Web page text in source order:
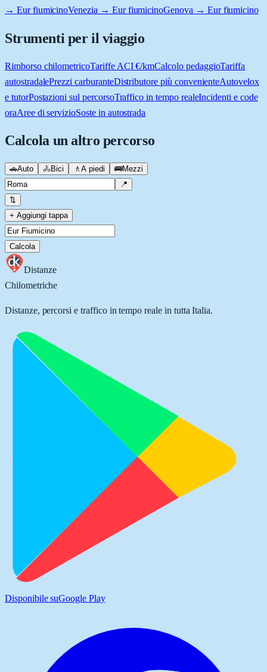
→ Eur fiumicinoVenezia → Eur fiumicinoGenova → Eur fiumicino
Strumenti per il viaggio
Rimborso chilometricoTariffe ACI €/kmCalcolo pedaggioTariffa
autostradalePrezzi carburanteDistributore più convenienteAutovelox
e tutorPostazioni sul percorsoTraffico in tempo realeIncidenti e code
oraAree di servizioSoste in autostrada
Calcola un altro percorso
🚗Auto 🚴Bici 🚶 A piedi 🚌Mezzi
📍
⇅
+ Aggiungi tappa
Calcola
Distanze
Chilometriche
Distanze, percorsi e traffico in tempo reale in tutta Italia.
Disponibile suGoogle Play